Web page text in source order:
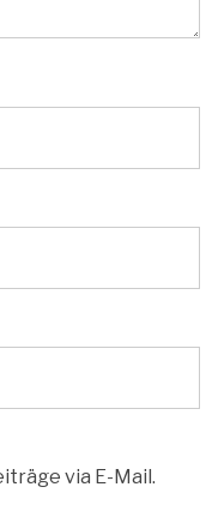
via E-Mail.